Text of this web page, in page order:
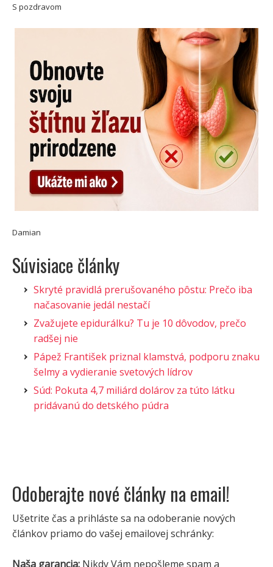
S pozdravom
Damian
Súvisiace články
Skryté pravidlá prerušovaného pôstu: Prečo iba
načasovanie jedál nestačí
Zvažujete epidurálku? Tu je 10 dôvodov, prečo
radšej nie
Pápež František priznal klamstvá, podporu znaku
šelmy a vydieranie svetových lídrov
Súd: Pokuta 4,7 miliárd dolárov za túto látku
pridávanú do detského púdra
Odoberajte nové články na email!
Ušetrite čas a prihláste sa na odoberanie nových
článkov priamo do vašej emailovej schránky:
Naša garancia: Nikdy Vám nepošleme spam a